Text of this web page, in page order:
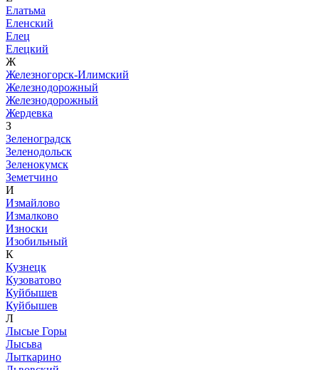
Елатьма
Еленский
Елец
Елецкий
Ж
Железногорск-Илимский
Железнодорожный
Железнодорожный
Жердевка
З
Зеленоградск
Зеленодольск
Зеленокумск
Земетчино
И
Измайлово
Измалково
Износки
Изобильный
К
Кузнецк
Кузоватово
Куйбышев
Куйбышев
Л
Лысые Горы
Лысьва
Лыткарино